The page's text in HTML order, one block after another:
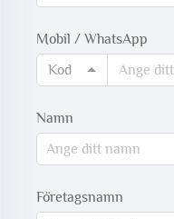
Mobil / WhatsApp
Kod
Namn
Företagsnamn